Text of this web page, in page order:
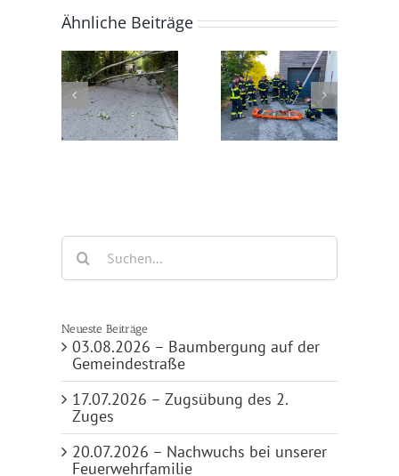
Ähnliche Beiträge
17.07.2026 –
Zugsübung des 2.
Zuges
20.07.2026 –
Nachwuchs bei
unserer
Feuerwehrfamilie
Suche
nach:
Neueste Beiträge
03.08.2026 – Baumbergung auf der
Gemeindestraße
17.07.2026 – Zugsübung des 2.
Zuges
20.07.2026 – Nachwuchs bei unserer
Feuerwehrfamilie